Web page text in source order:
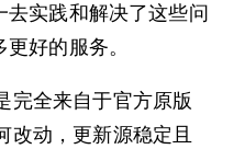
实践和解决了这些问
好的服务。
完全来自于官方原版
改动，更新源稳定且